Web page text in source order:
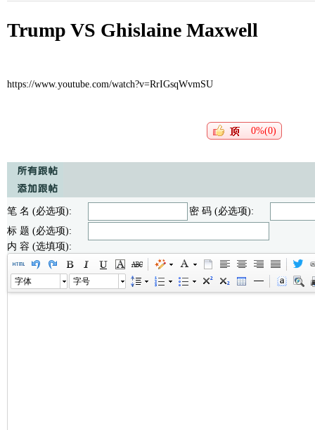
Trump VS Ghislaine Maxwell
https://www.youtube.com/watch?v=RrIGsqWvmSU
0%(0)
笔 名 (必选项):
密 码 (必选项):
标 题 (必选项):
内 容 (选填项):
字体 字号